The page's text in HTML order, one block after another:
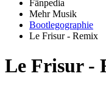
Fänpedia
Mehr Musik
Bootlegographie
Le Frisur - Remix
Le Frisur -